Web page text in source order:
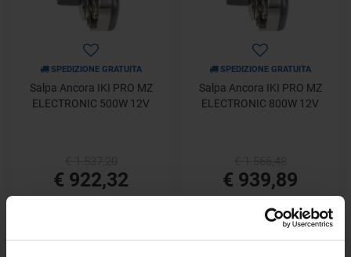
SPEDIZIONE GRATUITA
Salpa Ancora IKI PRO MZ
ELECTRONIC 500W 12V
€ 922,32
SPEDIZIONE GRATUITA
Salpa Ancora IKI PRO MZ
ELECTRONIC 800W 12V
€ 939,89